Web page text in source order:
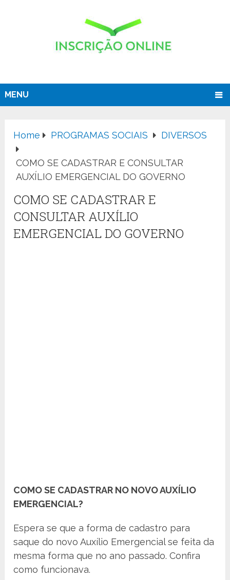
MENU
Home PROGRAMAS SOCIAIS DIVERSOS
COMO SE CADASTRAR E CONSULTAR
AUXÍLIO EMERGENCIAL DO GOVERNO
COMO SE CADASTRAR E
CONSULTAR AUXÍLIO
EMERGENCIAL DO GOVERNO
COMO SE CADASTRAR NO NOVO AUXÍLIO
EMERGENCIAL?
Espera se que a forma de cadastro para
saque do novo Auxílio Emergencial se feita da
mesma forma que no ano passado. Confira
como funcionava.